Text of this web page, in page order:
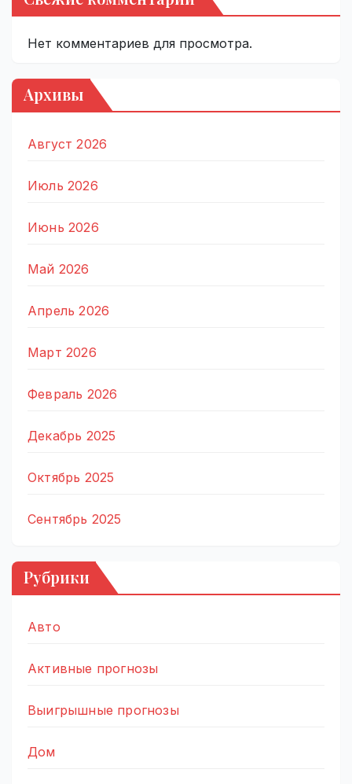
Нет комментариев для просмотра.
Архивы
Август 2026
Июль 2026
Июнь 2026
Май 2026
Апрель 2026
Март 2026
Февраль 2026
Декабрь 2025
Октябрь 2025
Сентябрь 2025
Рубрики
Авто
Активные прогнозы
Выигрышные прогнозы
Дом